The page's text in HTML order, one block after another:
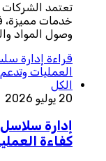
تعتمد
خدمات مميزة،
وصول المواد
قراءة إدارة
العمليات
الكل
20 يوليو 2026
إدارة
كفاءة